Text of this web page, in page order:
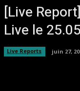
[Live
Live le
Live Reports juin 27,